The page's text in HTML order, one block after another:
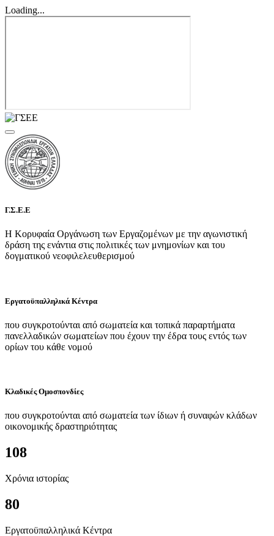
Loading...
Γ.Σ.Ε.Ε
Η Κορυφαία Οργάνωση των Εργαζομένων με την αγωνιστική
δράση της ενάντια στις πολιτικές των μνημονίων και του
δογματικού νεοφιλελευθερισμού
Εργατοϋπαλληλικά Κέντρα
που συγκροτούνται από σωματεία και τοπικά παραρτήματα
πανελλαδικών σωματείων που έχουν την έδρα τους εντός των
ορίων του κάθε νομού
Κλαδικές Ομοσπονδίες
που συγκροτούνται από σωματεία των ίδιων ή συναφών κλάδων
οικονομικής δραστηριότητας
108
Χρόνια ιστορίας
80
Εργατοϋπαλληλικά Κέντρα